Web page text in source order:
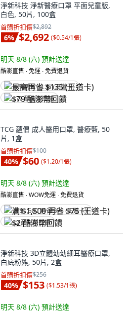
淨新科技 淨新醫療口罩 平面兒童版,
白色, 50片, 100盒
首購折扣價$2,892
6% $2,692 ($0.54/1張)
明天 8/8 (六) 預計送達
酷澎直售 ∙ 免運 ∙ 免費退貨
最高再省 $135 (王道卡)
$79 酷澎幣回饋
TCG 蘊倡 成人醫用口罩, 醫療藍, 50
片, 1盒
首購折扣價$100
40% $60 ($1.20/1張)
明天 8/8 (六) 預計送達
酷澎直售 ∙ WOW免運 ∙ 免費退貨
满 $1,500 再省 $75 (王道卡)
$2 酷澎幣回饋
淨新科技 3D立體幼幼細耳醫療口罩,
白底粉熊, 50片, 2盒
首購折扣價$256
40% $153 ($1.53/1張)
明天 8/8 (六) 預計送達